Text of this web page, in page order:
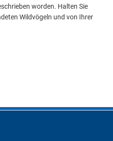
worden. Halten Sie
Wildvögeln und von Ihrer